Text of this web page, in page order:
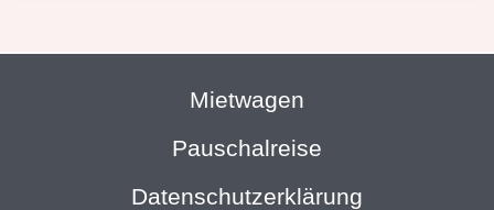
Mietwagen
Pauschalreise
Datenschutzerklärung